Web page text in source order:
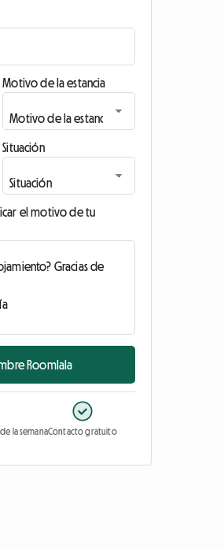
Motivo de la estancia
Situación
el motivo de tu
Roomlala
la semanaContacto gratuito